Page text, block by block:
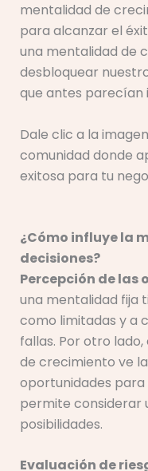
mentalidad de
para alcanzar el
una mentalidad de
desbloquear
que antes parecían
Dale clic a la
comunidad donde
exitosa para tu
¿Cómo influye la
decisiones?
Percepción de las
una mentalidad fija
como limitadas y a
fallas. Por otro
de crecimiento ve
oportunidades
permite considerar
posibilidades.
Evaluación de